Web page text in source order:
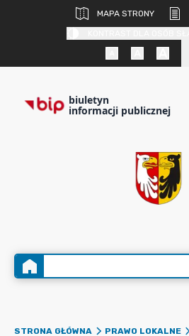
MAPA STRONY
biuletyn
informacji publicznej
STRONA GŁÓWNA PRAWO LOKALNE